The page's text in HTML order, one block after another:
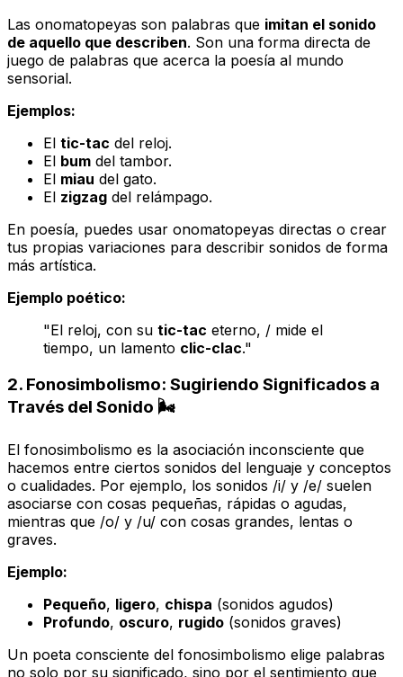
Las onomatopeyas son palabras que imitan el sonido
de aquello que describen. Son una forma directa de
juego de palabras que acerca la poesía al mundo
sensorial.
Ejemplos:
El tic-tac del reloj.
El bum del tambor.
El miau del gato.
El zigzag del relámpago.
En poesía, puedes usar onomatopeyas directas o crear
tus propias variaciones para describir sonidos de forma
más artística.
Ejemplo poético:
"El reloj, con su tic-tac eterno, / mide el
tiempo, un lamento clic-clac."
2. Fonosimbolismo: Sugiriendo Significados a
Través del Sonido 🌬️
El fonosimbolismo es la asociación inconsciente que
hacemos entre ciertos sonidos del lenguaje y conceptos
o cualidades. Por ejemplo, los sonidos /i/ y /e/ suelen
asociarse con cosas pequeñas, rápidas o agudas,
mientras que /o/ y /u/ con cosas grandes, lentas o
graves.
Ejemplo:
Pequeño, ligero, chispa (sonidos agudos)
Profundo, oscuro, rugido (sonidos graves)
Un poeta consciente del fonosimbolismo elige palabras
no solo por su significado, sino por el sentimiento que